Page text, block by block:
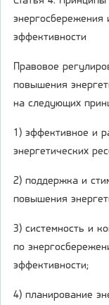
энергосбережения
эффективности
Правовое
повышения
на следующих
1) эффективное и
энергетических
2) поддержка и
повышения
3) системность и
по
эффективности;
4) планирование